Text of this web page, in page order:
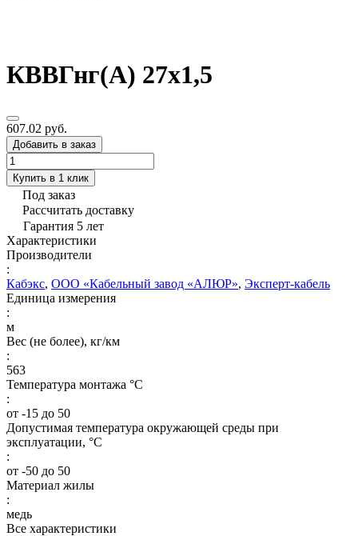
КВВГнг(А) 27х1,5
607.02 руб.
Добавить в заказ
Купить в 1 клик
Под заказ
Рассчитать доставку
Гарантия 5 лет
Характеристики
Производители
:
Кабэкс, ООО «Кабельный завод «АЛЮР», Эксперт-кабель
Единица измерения
:
м
Вес (не более), кг/км
:
563
Температура монтажа °C
:
от -15 до 50
Допустимая температура окружающей среды при
эксплуатации, °C
:
от -50 до 50
Материал жилы
:
медь
Все характеристики